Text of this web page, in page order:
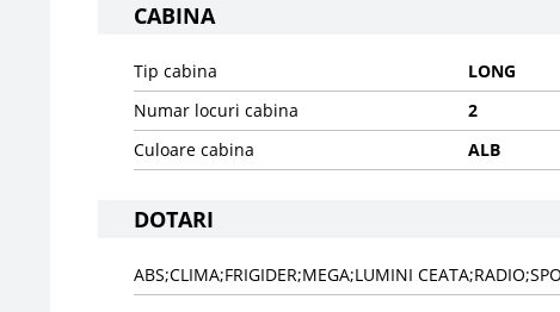
CABINA
Tip cabina
LONG
Numar locuri cabina
2
Culoare cabina
ALB
DOTARI
ABS;CLIMA;FRIGIDER;MEGA;LUMINI